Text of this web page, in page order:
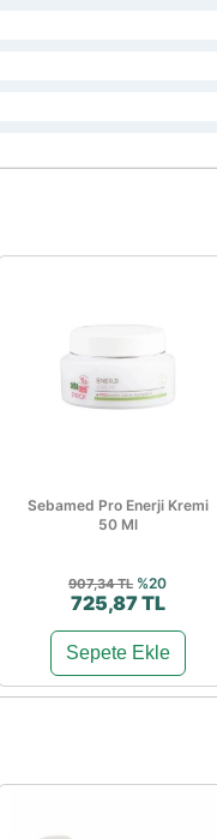
Sebamed Pro Enerji Kremi
50 Ml
907,34 TL %20
725,87 TL
Sepete Ekle